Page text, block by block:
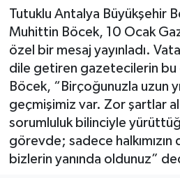
Tutuklu Antalya Büyükşehir
Muhittin Böcek, 10 Ocak
özel bir mesaj yayınladı.
dile getiren gazetecilerin bu
Böcek, “Birçoğunuzla uzun
geçmişimiz var. Zor şartlar
sorumluluk bilinciyle
görevde; sadece
bizlerin yanında oldunuz”
Yaşam
Asayiş
Dünya
Eğitim
Sağlık
Son Dakika Haberleri
Haber Arşivi